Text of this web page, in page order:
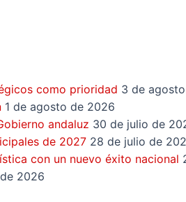
como prioridad 3 de
1 de agosto de 2026
andaluz 30 de julio de
de 2027 28 de julio de
con un nuevo éxito nacional
2026